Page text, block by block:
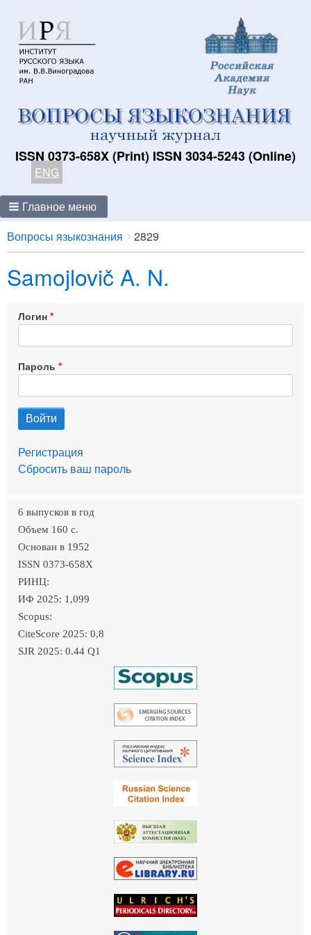
ISSN 0373-658X (Print) ISSN 3034-5243 (Online)
ENG
Главное меню
Breadcrumbs
You
are
here:
Вопросы языкознания 2829
Samojlovič A. N.
Логин
Пароль
Регистрация
Сбросить ваш пароль
6 выпусков в год
Объем 160 c.
Основан в 1952
ISSN 0373-658X
РИНЦ:
ИФ 2025: 1,099
Scopus:
CiteScore 2025: 0,8
SJR 2025: 0.44 Q1